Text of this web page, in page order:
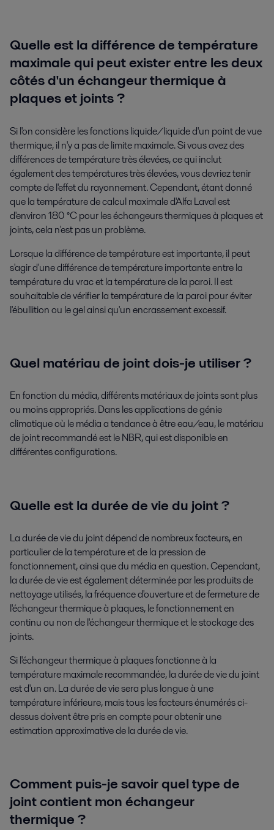
Quelle est la différence de température
maximale qui peut exister entre les deux
côtés d'un échangeur thermique à
plaques et joints ?
Si l'on considère les fonctions liquide/liquide d'un point de vue
thermique, il n'y a pas de limite maximale. Si vous avez des
différences de température très élevées, ce qui inclut
également des températures très élevées, vous devriez tenir
compte de l'effet du rayonnement. Cependant, étant donné
que la température de calcul maximale d'Alfa Laval est
d'environ 180 °C pour les échangeurs thermiques à plaques et
joints, cela n'est pas un problème.
Lorsque la différence de température est importante, il peut
s'agir d'une différence de température importante entre la
température du vrac et la température de la paroi. Il est
souhaitable de vérifier la température de la paroi pour éviter
l'ébullition ou le gel ainsi qu'un encrassement excessif.
Quel matériau de joint dois-je utiliser ?
En fonction du média, différents matériaux de joints sont plus
ou moins appropriés. Dans les applications de génie
climatique où le média a tendance à être eau/eau, le matériau
de joint recommandé est le NBR, qui est disponible en
différentes configurations.
Quelle est la durée de vie du joint ?
La durée de vie du joint dépend de nombreux facteurs, en
particulier de la température et de la pression de
fonctionnement, ainsi que du média en question. Cependant,
la durée de vie est également déterminée par les produits de
nettoyage utilisés, la fréquence d'ouverture et de fermeture de
l'échangeur thermique à plaques, le fonctionnement en
continu ou non de l'échangeur thermique et le stockage des
joints.
Si l'échangeur thermique à plaques fonctionne à la
température maximale recommandée, la durée de vie du joint
est d'un an. La durée de vie sera plus longue à une
température inférieure, mais tous les facteurs énumérés ci-
dessus doivent être pris en compte pour obtenir une
estimation approximative de la durée de vie.
Comment puis-je savoir quel type de
joint contient mon échangeur
thermique ?